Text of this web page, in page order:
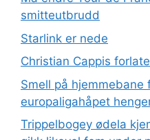
smitteutbrudd
Starlink er nede
Christian Cappis
Smell på
europaligahåpet
Trippelbogey ødela